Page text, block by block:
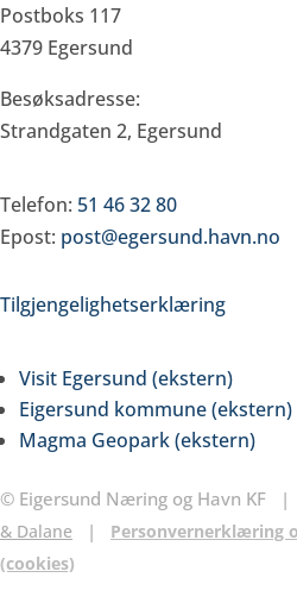
Postboks 117
4379 Egersund
Besøksadresse:
Strandgaten 2, Egersund
Telefon: 51 46 32 80
Epost: post@egersund.havn.no
Tilgjengelighetserklæring
Visit Egersund (ekstern)
Eigersund kommune (ekstern)
Magma Geopark (ekstern)
© Eigersund Næring og Havn KF |
& Dalane | Personvernerklæring
(cookies)